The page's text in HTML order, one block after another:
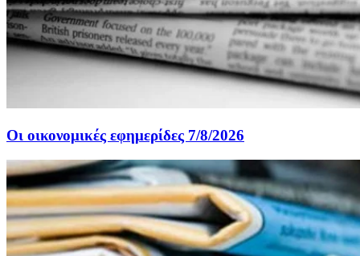
Οι οικονομικές εφημερίδες 7/8/2026